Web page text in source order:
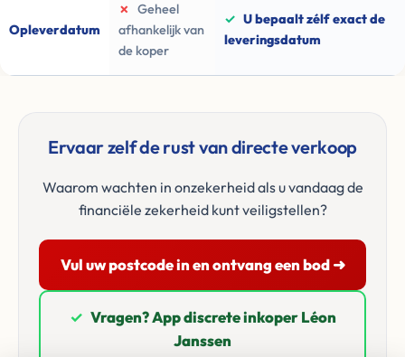
Opleverdatum
✗
Geheel
afhankelijk van
de koper
✓ U bepaalt zélf exact de
leveringsdatum
Ervaar zelf de rust van directe verkoop
Waarom wachten in onzekerheid als u vandaag de
financiële zekerheid kunt veiligstellen?
Vul uw postcode in en ontvang een bod ➜
✓ Vragen? App discrete inkoper Léon
Janssen